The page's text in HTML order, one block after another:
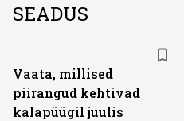
SEADUS
Vaata, millised
piirangud kehtivad
kalapüügil juulis